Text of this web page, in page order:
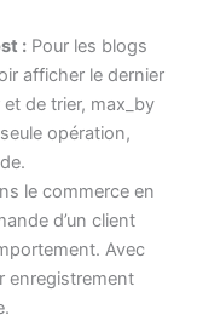
: Pour les blogs
afficher le dernier
de trier, max_by
opération,
le commerce en
d’un client
Avec
enregistrement